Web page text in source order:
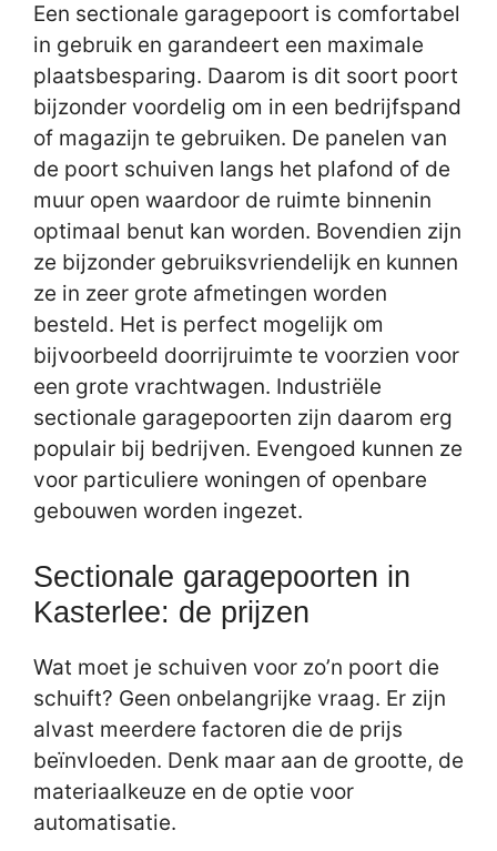
Een sectionale garagepoort is comfortabel
in gebruik en garandeert een maximale
plaatsbesparing. Daarom is dit soort poort
bijzonder voordelig om in een bedrijfspand
of magazijn te gebruiken. De panelen van
de poort schuiven langs het plafond of de
muur open waardoor de ruimte binnenin
optimaal benut kan worden. Bovendien zijn
ze bijzonder gebruiksvriendelijk en kunnen
ze in zeer grote afmetingen worden
besteld. Het is perfect mogelijk om
bijvoorbeeld doorrijruimte te voorzien voor
een grote vrachtwagen. Industriële
sectionale garagepoorten zijn daarom erg
populair bij bedrijven. Evengoed kunnen ze
voor particuliere woningen of openbare
gebouwen worden ingezet.
Sectionale garagepoorten in
Kasterlee: de prijzen
Wat moet je schuiven voor zo’n poort die
schuift? Geen onbelangrijke vraag. Er zijn
alvast meerdere factoren die de prijs
beïnvloeden. Denk maar aan de grootte, de
materiaalkeuze en de optie voor
automatisatie.